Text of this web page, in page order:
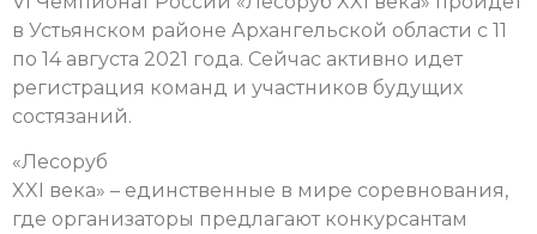
в Устьянском районе Архангельской области с 11
по 14 августа 2021 года. Сейчас активно идет
регистрация команд и участников будущих
состязаний.
«Лесоруб
XXI века» – единственные в мире соревнования,
где организаторы предлагают конкурсантам